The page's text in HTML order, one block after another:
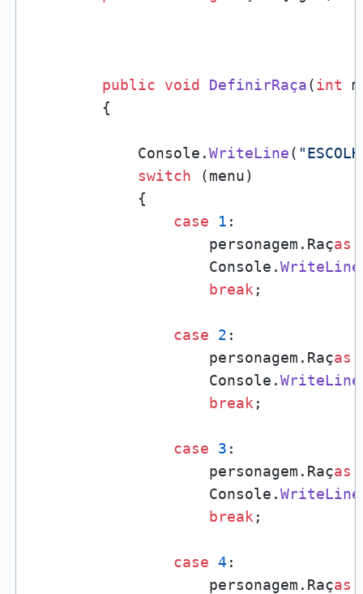
public void DefinirRaça(int
        {
            Console.
WriteLine(
switch (menu)
            {
case
1 :
                    personagem.Raç
as
                    Console.
WriteLine
break ;
case 2 :
                    personagem.Raç
as
                    Console.
WriteLine
break ;
case 3 :
                    personagem.Raç
as
                    Console.
WriteLine
break ;
case 4 :
                    personagem.Raç
as